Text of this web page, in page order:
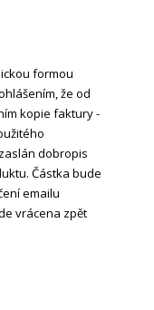
formou
že od
kopie faktury -
dobropis
Částka bude
emailu
vrácena zpět